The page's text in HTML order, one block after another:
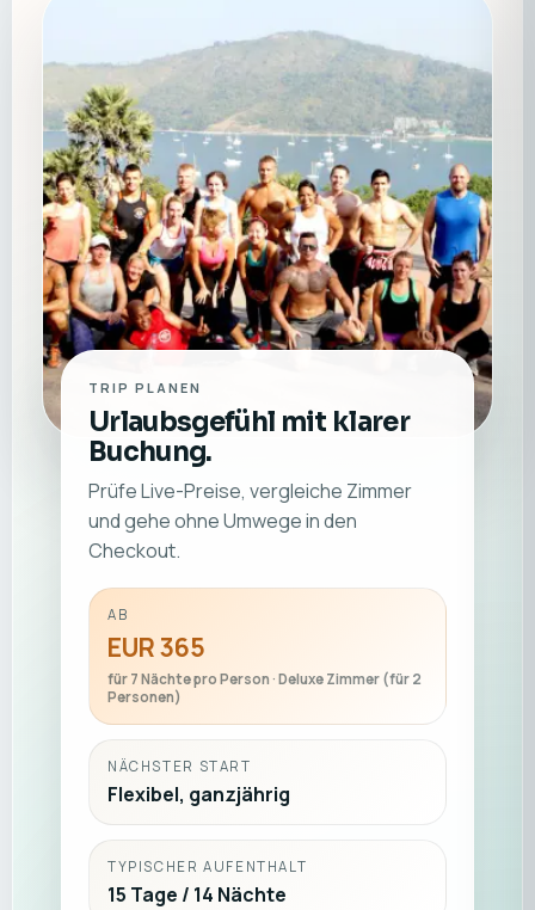
TRIP PLANEN
Urlaubsgefühl mit klarer
Buchung.
Prüfe Live-Preise, vergleiche Zimmer
und gehe ohne Umwege in den
Checkout.
AB
EUR 365
für 7 Nächte pro Person · Deluxe Zimmer (für 2
Personen)
NÄCHSTER START
Flexibel, ganzjährig
TYPISCHER AUFENTHALT
15 Tage / 14 Nächte